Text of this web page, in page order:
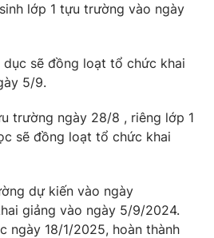
hình Việt Nam
và báo điện tử số 483/GP-BTTTT
Thị Mỹ Hạnh, Phạm Quốc Thắng,
931 - 024.38 355 932
lớp 1 tựu trường vào ngày
sẽ đồng loạt tổ chức khai
5/9.
trường ngày 28/8 , riêng lớp 1
sẽ đồng loạt tổ chức khai
dự kiến vào ngày
giảng vào ngày 5/9/2024.
ngày 18/1/2025, hoàn thành